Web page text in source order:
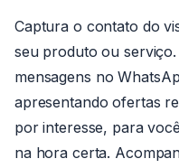
Captura o contato do
seu produto ou serviço.
mensagens no
apresentando ofertas
por interesse, para
na hora certa.